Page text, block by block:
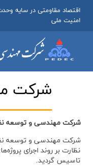
اقتصاد مقاومتی در سایه
امنیت ملی
شركت
شرکت مهندسی و توسعه
نظارت بر روند اجرای
تاسیس گردید.